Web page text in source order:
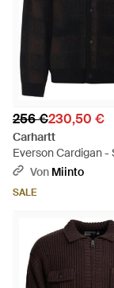
256 €230,50 €
Carhartt
Everson Cardigan -
Von Miinto
SALE